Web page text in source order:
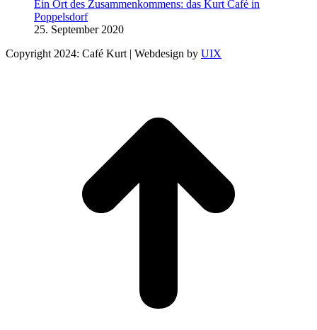
Ein Ort des Zusammenkommens: das Kurt Café in
Poppelsdorf
25. September 2020
Copyright 2024: Café Kurt | Webdesign by UIX